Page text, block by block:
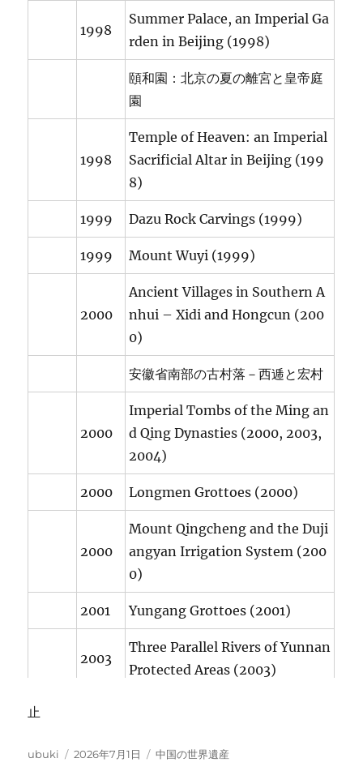
1998
Summer Palace, an Imperial Ga
rden in Beijing (1998)
頤和園：北京の夏の離宮と皇帝庭
園
1998
Temple of Heaven: an Imperial
Sacrificial Altar in Beijing (199
8)
1999 Dazu Rock Carvings (1999)
1999 Mount Wuyi (1999)
2000
Ancient Villages in Southern A
nhui – Xidi and Hongcun (200
0)
安徽省南部の古村落－西逓と宏村
2000
Imperial Tombs of the Ming an
d Qing Dynasties (2000, 2003,
2004)
2000 Longmen Grottoes (2000)
2000
Mount Qingcheng and the Duji
angyan Irrigation System (200
0)
2001 Yungang Grottoes (2001)
2003
Three Parallel Rivers of Yunnan
Protected Areas (2003)
04)
止
投
ubuki
投
2026年7月1日
カ
中国の世界遺産